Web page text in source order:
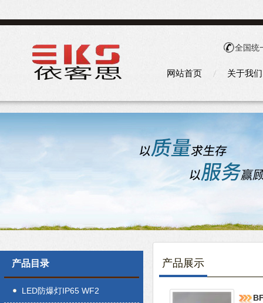
全国统
网站首页 关于我们
产品目录
LED防爆灯IP65 WF2
产品展示